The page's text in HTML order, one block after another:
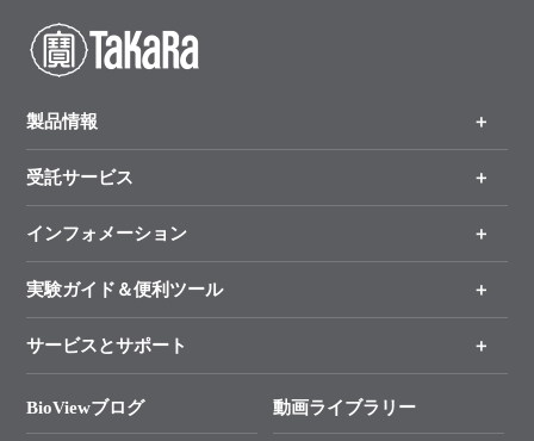
製品情報
製品一覧
手法から製品を探す
新製品情報
受託サービス
オンライン注文
インフォメーション
キャンペーン
タカラバイオ各種会員募集のお知らせ
終売製品のお知らせ
実験ガイド＆便利ツール
リアルタイムPCR実験のススメ
幹細胞・再生医療研究ガイド
サービスとサポート
総合お問い合わせ
BioViewブログ 動画ライブラリー